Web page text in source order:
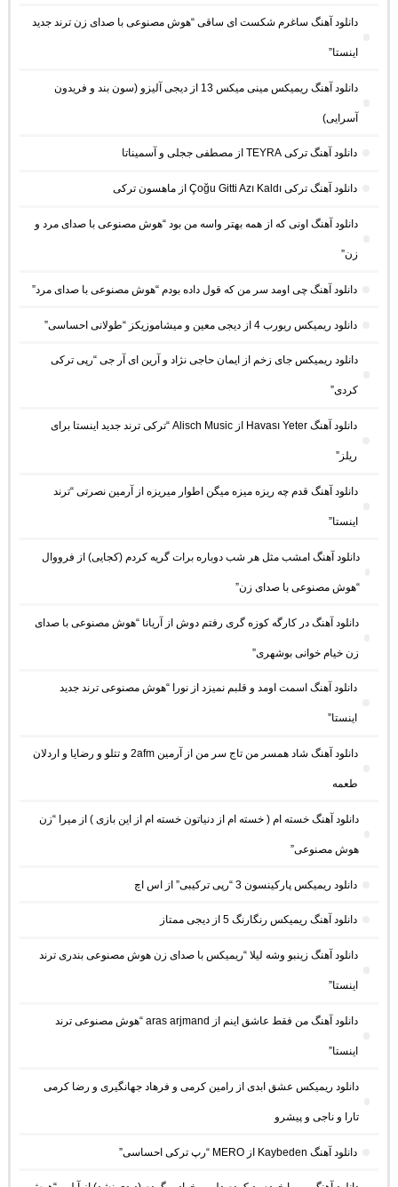
دانلود آهنگ ساغرم شکست ای ساقی “هوش مصنوعی با صدای زن ترند جدید
اینستا”
دانلود آهنگ ریمیکس مینی میکس 13 از دیجی آلیزو (سون بند و فریدون
آسرایی)
دانلود آهنگ ترکی TEYRA از مصطفی ججلی و آسمیناتا
دانلود آهنگ ترکی Çoğu Gitti Azı Kaldı از ماهسون ترکی
دانلود آهنگ اونی که از همه بهتر واسه من بود “هوش مصنوعی با صدای مرد و
زن”
دانلود آهنگ چی اومد سر من که قول داده بودم “هوش مصنوعی با صدای مرد”
دانلود ریمیکس ریورب 4 از دیجی معین و میشاموزیکز “طولانی احساسی”
دانلود ریمیکس جای زخم از ایمان حاجی نژاد و آرین ای آر جی “رپی ترکی
کردی”
دانلود آهنگ Havası Yeter از Alisch Music “ترکی ترند جدید اینستا برای
ریلز”
دانلود آهنگ ﻗﺪم ﭼﻪ رﻳﺰه ﻣﻴﺰه ﻣﻴﮕﻦ اﻃﻮار ﻣﻴﺮﻳﺰه از آرمین نصرتی “ترند
اینستا”
دانلود آهنگ امشب مثل هر شب دوباره برات گریه کردم (کجایی) از فرووال
“هوش مصنوعی با صدای زن”
دانلود آهنگ در کارگه کوزه گری رفتم دوش از آریانا “هوش مصنوعی با صدای
زن خیام خوانی بوشهری”
دانلود آهنگ اسمت اومد و قلبم نمیزد از نورا “هوش مصنوعی ترند جدید
اینستا”
دانلود آهنگ شاد همسر من تاج سر من از آرمین 2afm و تتلو و رضایا و اردلان
طعمه
دانلود آهنگ خسته ام ( خسته ام از دنیاتون خسته ام از این بازی ) از میرا “زن
هوش مصنوعی”
دانلود ریمیکس پارکینسون 3 “رپی ترکیبی” از اس اچ
دانلود آهنگ ریمیکس رنگارنگ 5 از دیجی ممتاز
دانلود آهنگ زینبو وشه لیلا “ریمیکس با صدای زن هوش مصنوعی بندری ترند
اینستا”
دانلود آهنگ من فقط عاشق اینم از aras arjmand “هوش مصنوعی ترند
اینستا”
دانلود ریمیکس عشق ابدی از رامین کرمی و فرهاد جهانگیری و رضا کرمی
تارا و ناجی و پیشرو
دانلود آهنگ Kaybeden از MERO “رپ ترکی احساسی”